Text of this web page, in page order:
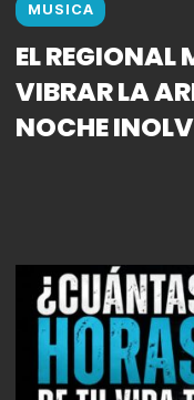
MUSICA
EL
VIBRAR LA
NOCHE